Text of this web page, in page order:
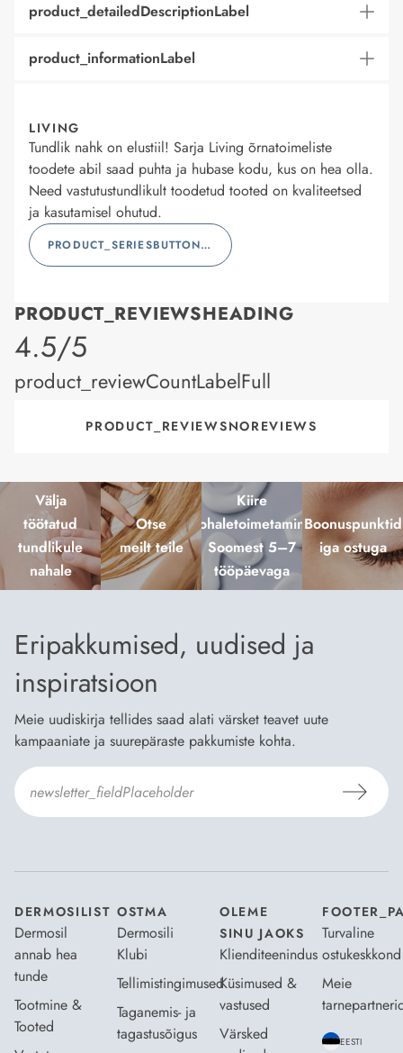
product_detailedDescriptionLabel
product_informationLabel
LIVING
Tundlik nahk on elustiil! Sarja Living õrnatoimeliste
toodete abil saad puhta ja hubase kodu, kus on hea olla.
Need vastutustundlikult toodetud tooted on kvaliteetsed
ja kasutamisel ohutud.
PRODUCT_SERIESBUTTONLABEL
PRODUCT_REVIEWSHEADING
product_rating
4.5/5
product_reviewCountLabelFull
PRODUCT_REVIEWSNOREVIEWS
Välja
töötatud
tundlikule
nahale
Otse
meilt teile
Kiire
kohaletoimetamine
Soomest 5–7
tööpäevaga
Boonuspunktid
iga ostuga
Eripakkumised, uudised ja
inspiratsioon
Meie uudiskirja tellides saad alati värsket teavet uute
kampaaniate ja suurepäraste pakkumiste kohta.
DERMOSILIST
Dermosil
annab hea
tunde
Tootmine &
Tooted
OSTMA
Dermosili
Klubi
Tellimistingimused
Taganemis- ja
tagastusõigus
OLEME
SINU JAOKS
Klienditeenindus
Küsimused &
vastused
Värsked
Turvaline
ostukeskkond
Meie
EESTI